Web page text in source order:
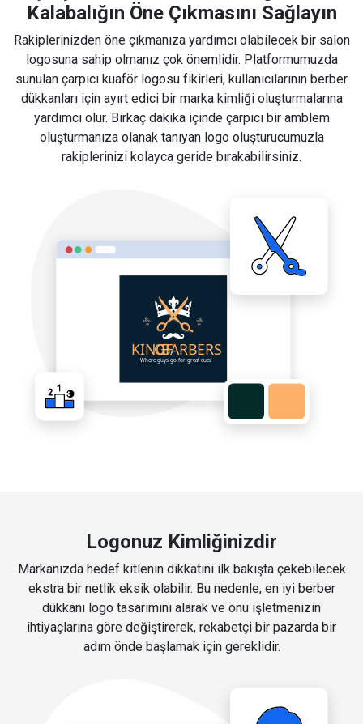
Kalabalığın Öne Çıkmasını Sağlayın
Rakiplerinizden öne çıkmanıza yardımcı olabilecek bir salon
logosuna sahip olmanız çok önemlidir. Platformumuzda
sunulan çarpıcı kuaför logosu fikirleri, kullanıcılarının berber
dükkanları için ayırt edici bir marka kimliği oluşturmalarına
yardımcı olur. Birkaç dakika içinde çarpıcı bir amblem
oluşturmanıza olanak tanıyan logo oluşturucumuzla
rakiplerinizi kolayca geride bırakabilirsiniz.
Logonuz Kimliğinizdir
Markanızda hedef kitlenin dikkatini ilk bakışta çekebilecek
ekstra bir netlik eksik olabilir. Bu nedenle, en iyi berber
dükkanı logo tasarımını alarak ve onu işletmenizin
ihtiyaçlarına göre değiştirerek, rekabetçi bir pazarda bir
adım önde başlamak için gereklidir.